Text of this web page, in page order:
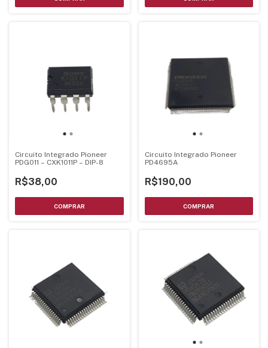
Circuito Integrado Pioneer
PDG011 – CXK1011P – DIP-8
R$38,00
Circuito Integrado Pioneer
PD4695A
R$190,00